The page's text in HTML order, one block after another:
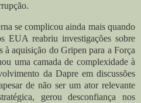
se complicou ainda mais quando
EUA reabriu investigações sobre
à aquisição do Gripen para a Força
uma camada de complexidade à
da Dapre em discussões
de não ser um ator relevante
gerou desconfiança nos